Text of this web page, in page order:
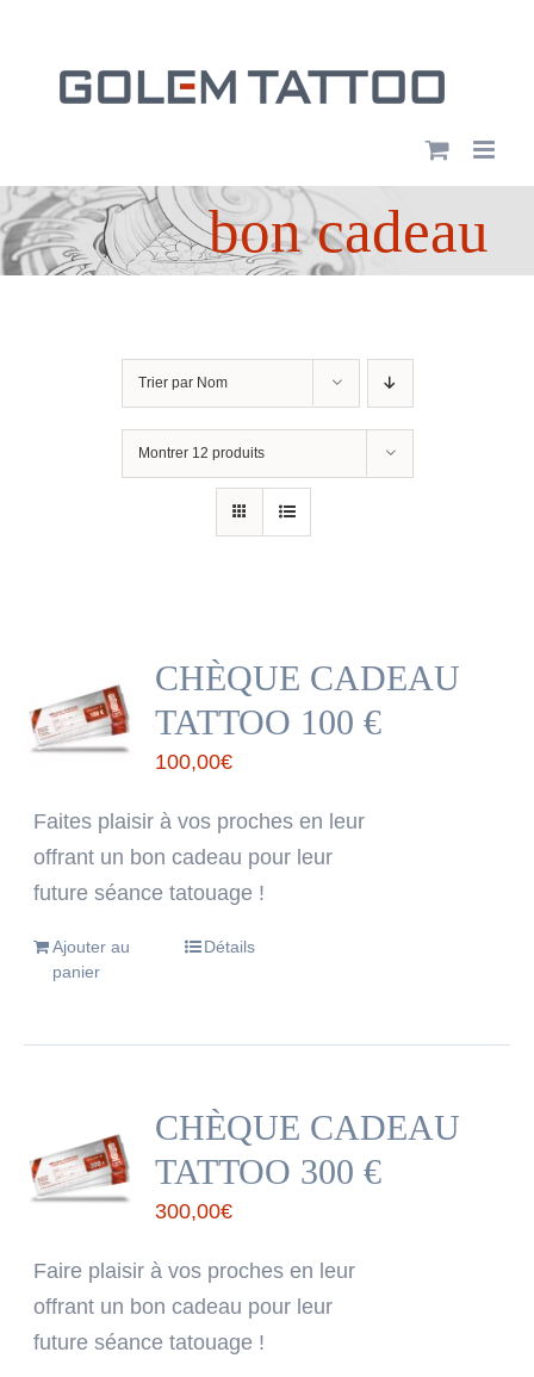
contenu
bon cadeau
Trier par Nom
Montrer 12 produits
CHÈQUE CADEAU
TATTOO 100 €
100,00€
Faites plaisir à vos proches en leur
offrant un bon cadeau pour leur
future séance tatouage !
Ajouter au
panier
Détails
CHÈQUE CADEAU
TATTOO 300 €
300,00€
Faire plaisir à vos proches en leur
offrant un bon cadeau pour leur
future séance tatouage !